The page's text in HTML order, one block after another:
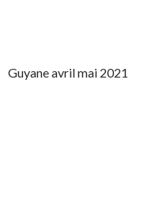
Guyane avril mai 2021